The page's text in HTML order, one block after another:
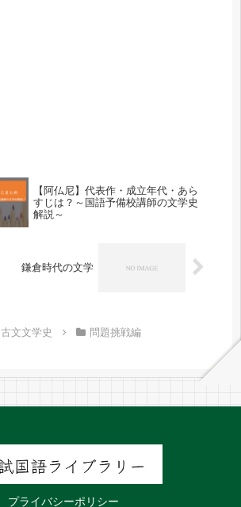
【阿仏尼】代表作・成立年代・あら
すじは？～国語予備校講師の文学史
解説～
鎌倉時代の文学
古文文学史 問題挑戦編
プライバシーポリシー